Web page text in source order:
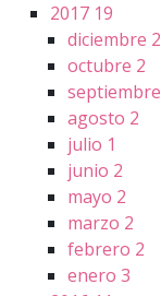
2017 19
diciembre 2
octubre 2
septiembre
agosto 2
julio 1
junio 2
mayo 2
marzo 2
febrero 2
enero 3